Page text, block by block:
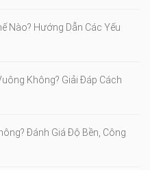
Nào? Hướng Dẫn Các Yếu
Không? Giải Đáp Cách
Đánh Giá Độ Bền, Công